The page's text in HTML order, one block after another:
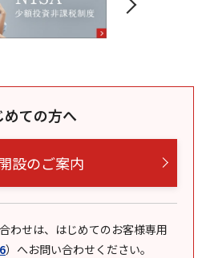
めての方へ
設のご案内
わせは、はじめてのお客様専用
） へお問い合わせください。